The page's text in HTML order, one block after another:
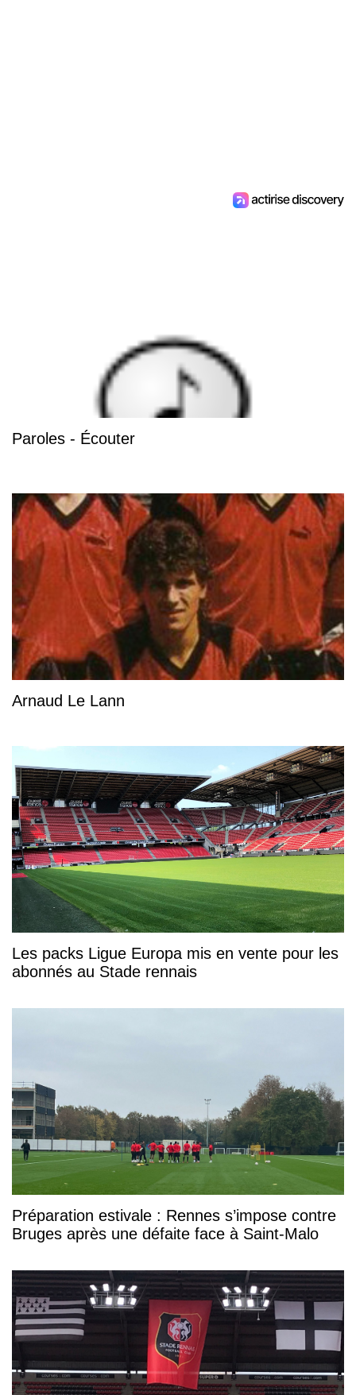
Paroles - Écouter
Arnaud Le Lann
Les packs Ligue Europa mis en vente pour les
abonnés au Stade rennais
Préparation estivale : Rennes s’impose contre
Bruges après une défaite face à Saint-Malo